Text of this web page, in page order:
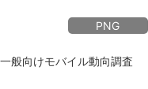
PNG
般向けモバイル動向調査